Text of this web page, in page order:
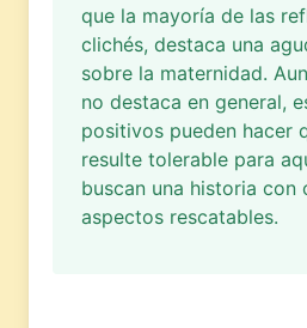
que la mayoría de las
clichés, destaca una
sobre la maternidad.
no destaca en general,
positivos pueden hacer
resulte tolerable para
buscan una historia con
aspectos rescatables.